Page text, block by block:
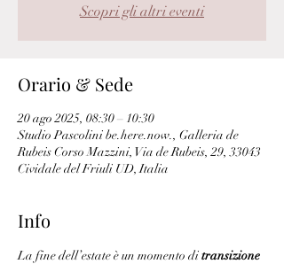
Scopri gli altri eventi
Orario & Sede
20 ago 2025, 08:30 – 10:30
Studio Pascolini be.here.now., Galleria de
Rubeis Corso Mazzini, Via de Rubeis, 29, 33043
Cividale del Friuli UD, Italia
Info
La fine dell’estate è un momento di transizione